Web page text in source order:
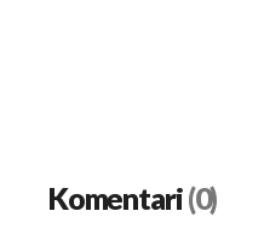
Komentari(0)